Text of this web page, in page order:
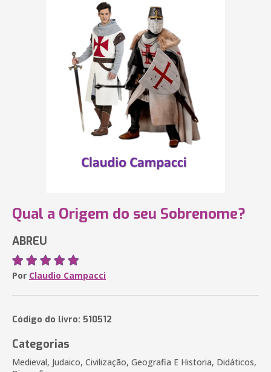
Qual a Origem do seu Sobrenome?
ABREU
Por Claudio Campacci
Código do livro: 510512
Categorias
Medieval, Judaico, Civilização, Geografia E Historia, Didáticos,